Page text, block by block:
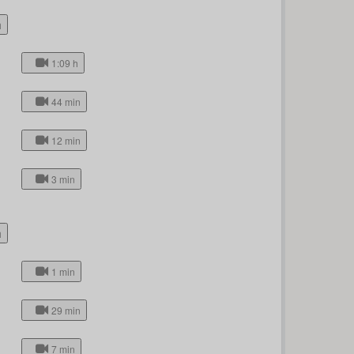
1:09 h
44 min
12 min
3 min
1 min
29 min
7 min